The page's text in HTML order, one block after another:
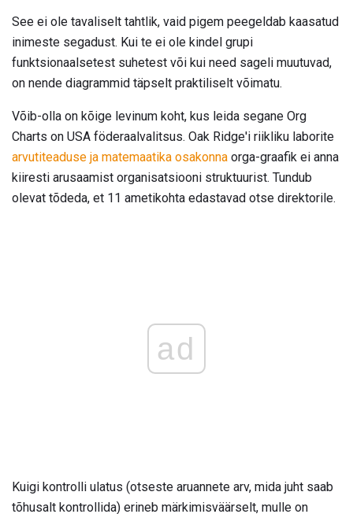
See ei ole tavaliselt tahtlik, vaid pigem peegeldab kaasatud
inimeste segadust. Kui te ei ole kindel grupi
funktsionaalsetest suhetest või kui need sageli muutuvad,
on nende diagrammid täpselt praktiliselt võimatu.
Võib-olla on kõige levinum koht, kus leida segane Org
Charts on USA föderaalvalitsus. Oak Ridge'i riikliku laborite
arvutiteaduse ja matemaatika osakonna orga-graafik ei anna
kiiresti arusaamist organisatsiooni struktuurist. Tundub
olevat tõdeda, et 11 ametikohta edastavad otse direktorile.
ad
Kuigi kontrolli ulatus (otseste aruannete arv, mida juht saab
tõhusalt kontrollida) erineb märkimisväärselt, mulle on